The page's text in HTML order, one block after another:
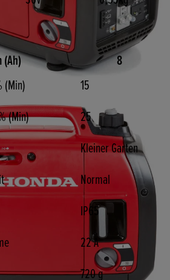
(Ah)
8
(Min)
15
(Min)
25
Kleiner Garten
Normal
IP65
22 A
720 g